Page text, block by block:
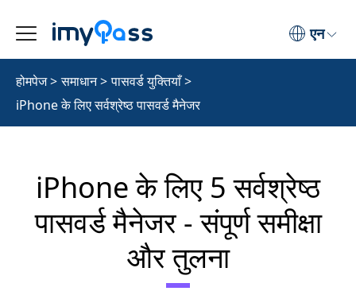
एन
होमपेज> समाधान> पासवर्ड युक्तियाँ>
iPhone के लिए सर्वश्रेष्ठ पासवर्ड मैनेजर
iPhone के लिए 5 सर्वश्रेष्ठ
पासवर्ड मैनेजर - संपूर्ण समीक्षा
और तुलना